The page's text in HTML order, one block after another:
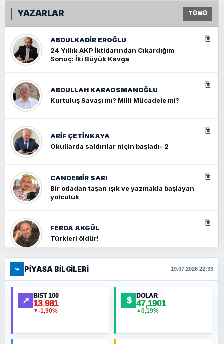
YAZARLAR TÜMÜ
ABDULKADIR EROĞLU
24 Yıllık AKP İktidarından Çıkardığım
Sonuç: İki Büyük Kavga
ABDULLAH KARAOSMANOĞLU
Kurtuluş Savaşı mı? Milli Mücadele mi?
ARIF ÇETİNKAYA
Okullarda saldırılar niçin başladı- 2
CANDEMIR SARI
Bir odadan taşan ışık ve yazmakla başlayan
yolculuk
FERDA AKGÜL
Türkleri öldür!
FERHAT BÜYÜKKALKAN
Ankara Zirvesi: NATO Toplantısı mı, Yeni
Ortadoğu Haritasının Provası mı?
⌁ PIYASA BILGILERI 19.07.2026 22:33
↗ BIST 100
13.981
▼-1,90%
$ DOLAR
47,1901
▲0,19%